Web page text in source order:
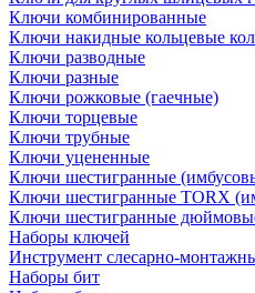
Ключи комбинированные
Ключи накидные кольцевые
Ключи разводные
Ключи разные
Ключи рожковые (гаечные)
Ключи торцевые
Ключи трубные
Ключи уцененные
Ключи шестигранные
Ключи шестигранные TORX
Ключи шестигранные
Наборы ключей
Инструмент слесарно-
Наборы бит